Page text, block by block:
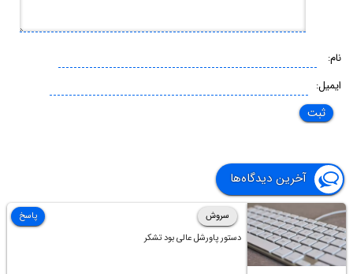
نام:
ایمیل:
آخرین دیدگاه‌ها
سروش
دستور پاورشل عالی بود تشکر
پاسخ